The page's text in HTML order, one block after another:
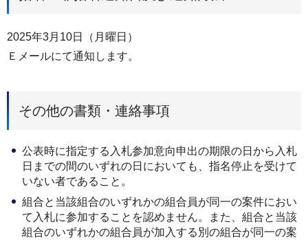
2025年3月10日（月曜日）
Ｅメールにて通知します。
その他の書類・連絡事項
公表時に指定する⼊札参加意向申出の期限の⽇から⼊札
⽇までの間のいずれの⽇においても、指名停⽌を受けて
いない者であること。
組合と当該組合のいずれかの組合員が同⼀の案件におい
て⼊札に参加することを認めません。また、組合と当該
組合のいずれかの組合員が加⼊する別の組合が同⼀の案